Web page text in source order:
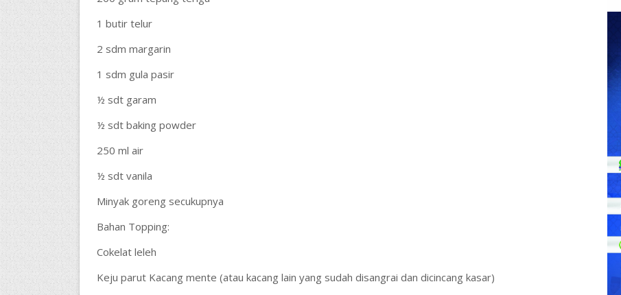
1 butir telur
2 sdm margarin
1 sdm gula pasir
½ sdt garam
½ sdt baking powder
250 ml air
½ sdt vanila
Minyak goreng secukupnya
Bahan Topping:
Cokelat leleh
Keju parut Kacang mente (atau kacang lain yang sudah disangrai dan dicincang kasar)